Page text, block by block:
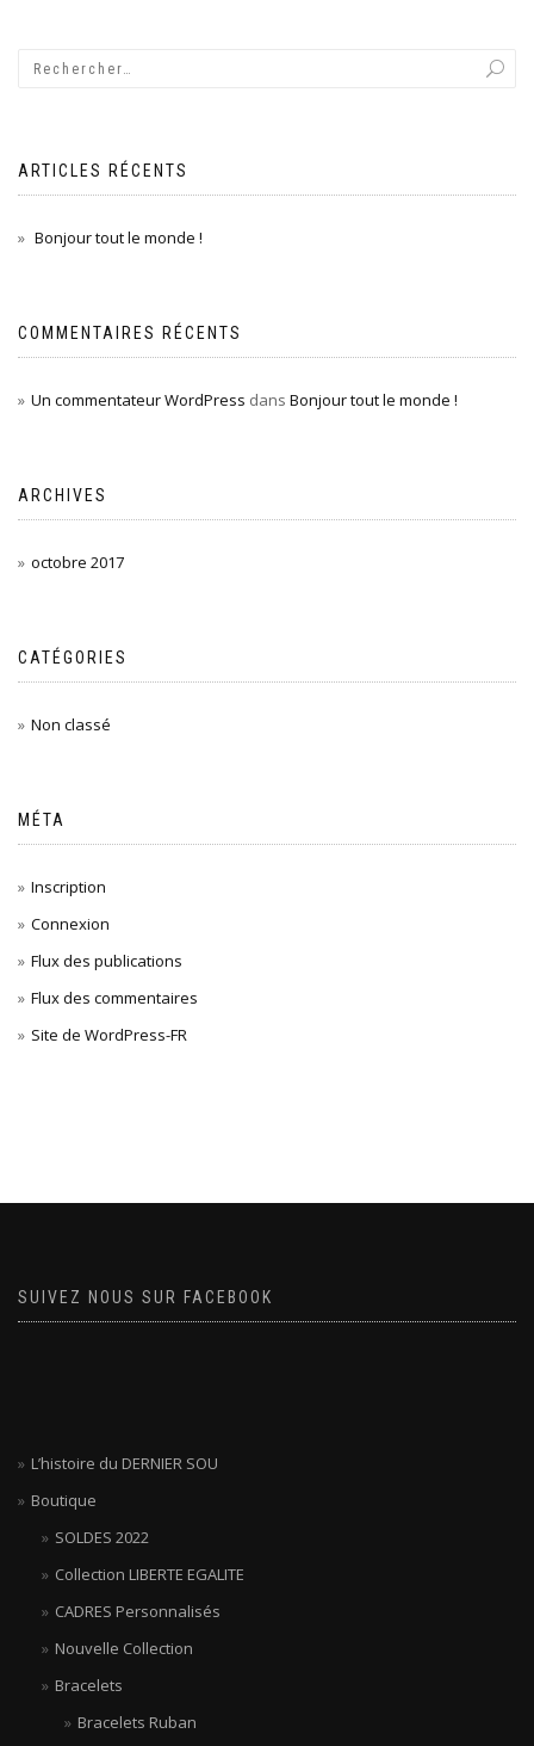
ARTICLES RÉCENTS
Bonjour tout le monde !
COMMENTAIRES RÉCENTS
Un commentateur WordPress dans Bonjour tout le monde !
ARCHIVES
octobre 2017
CATÉGORIES
Non classé
MÉTA
Inscription
Connexion
Flux des publications
Flux des commentaires
Site de WordPress-FR
SUIVEZ NOUS SUR FACEBOOK
L’histoire du DERNIER SOU
Boutique
SOLDES 2022
Collection LIBERTE EGALITE
CADRES Personnalisés
Nouvelle Collection
Bracelets
Bracelets Ruban